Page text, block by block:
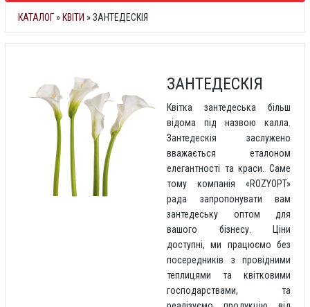
КАТАЛОГ » КВІТИ » ЗАНТЕДЕСКІЯ
ЗАНТЕДЕСКІЯ
Квітка зантедеська більш
відома під назвою калла.
Зантедескія заслужено
вважається еталоном
елегантності та краси. Саме
тому компанія «ROZYOPT»
рада запропонувати вам
зантедеську оптом для
вашого бізнесу. Ціни
доступні, ми працюємо без
посередників з провідними
теплицями та квітковими
господарствами, та